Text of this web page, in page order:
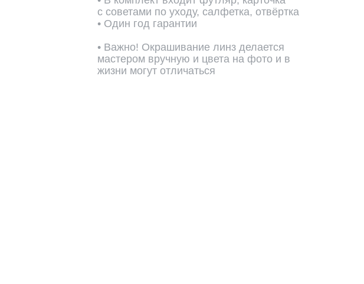
с советами по уходу, салфетка, отвёртка
• Один год гарантии
• Важно! Окрашивание линз делается
мастером вручную и цвета на фото и в
жизни могут отличаться